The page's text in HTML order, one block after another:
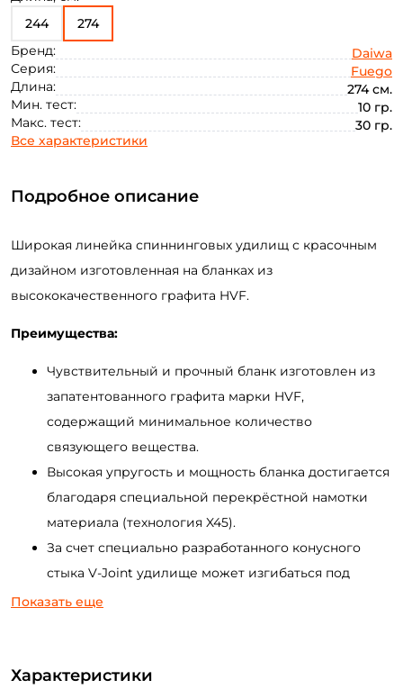
244
274
Бренд:
Daiwa
Серия:
Fuego
Длина:
274 см.
Мин. тест:
10 гр.
Макс. тест:
30 гр.
Все характеристики
Подробное описание
Широкая линейка спиннинговых удилищ с красочным
дизайном изготовленная на бланках из
высококачественного графита HVF.
Преимущества:
Чувствительный и прочный бланк изготовлен из
запатентованного графита марки HVF,
содержащий минимальное количество
связующего вещества.
Высокая упругость и мощность бланка достигается
благодаря специальной перекрёстной намотки
материала (технология X45).
За счет специально разработанного конусного
стыка V-Joint удилище может изгибаться под
критическими углами не теряя своего
достигается за счет информативной tubular
Показать еще
Характеристики